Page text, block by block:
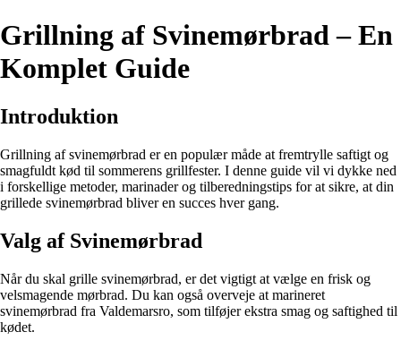
Grillning af Svinemørbrad – En
Komplet Guide
Introduktion
Grillning af svinemørbrad er en populær måde at fremtrylle saftigt og
smagfuldt kød til sommerens grillfester. I denne guide vil vi dykke ned
i forskellige metoder, marinader og tilberedningstips for at sikre, at din
grillede svinemørbrad bliver en succes hver gang.
Valg af Svinemørbrad
Når du skal grille svinemørbrad, er det vigtigt at vælge en frisk og
velsmagende mørbrad. Du kan også overveje at marineret
svinemørbrad fra Valdemarsro, som tilføjer ekstra smag og saftighed til
kødet.